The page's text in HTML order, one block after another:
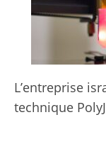
L’entreprise
technique